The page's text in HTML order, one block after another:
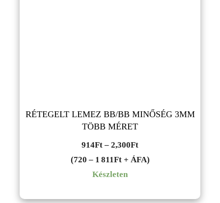
RÉTEGELT LEMEZ BB/BB MINŐSÉG 3MM
TÖBB MÉRET
914Ft – 2,300FtÁrtartomány:
914Ft
(720 – 1 811Ft + ÁFA)
Készleten